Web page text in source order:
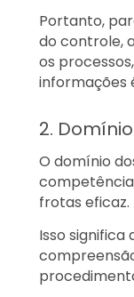
Portanto,
do controle,
os
informações
2.
O domínio
frotas eficaz.
Isso